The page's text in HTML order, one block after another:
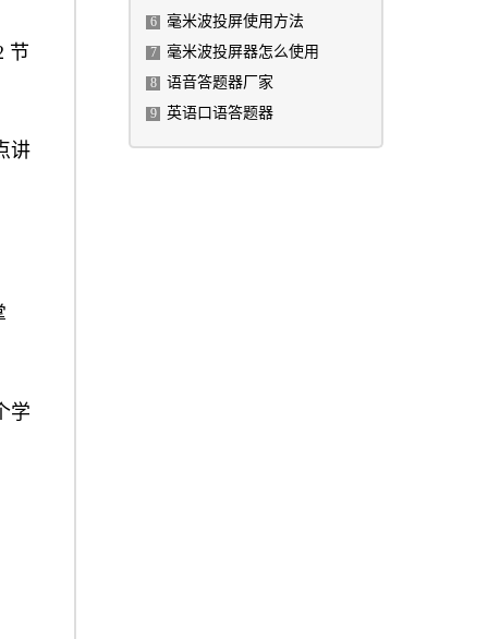
6 毫米波投屏使用方法
7 毫米波投屏器怎么使用
8 语音答题器厂家
9 英语口语答题器
节
讲
学